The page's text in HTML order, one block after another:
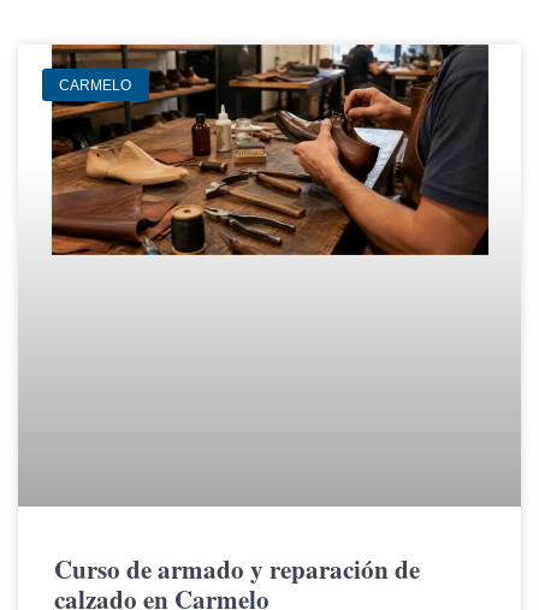
CARMELO
Curso de armado y reparación de
calzado en Carmelo